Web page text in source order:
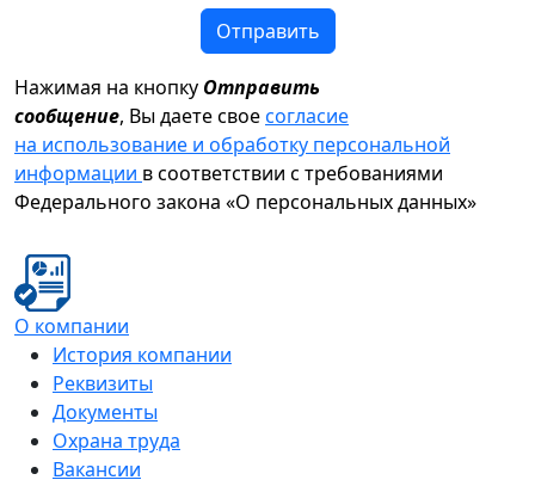
Отправить
Нажимая на кнопку Отправить
сообщение, Вы даете своесогласие
на использование и обработку персональной
информации в соответствии с требованиями
Федерального закона «О персональных данных»
О компании
История компании
Реквизиты
Документы
Охрана труда
Вакансии